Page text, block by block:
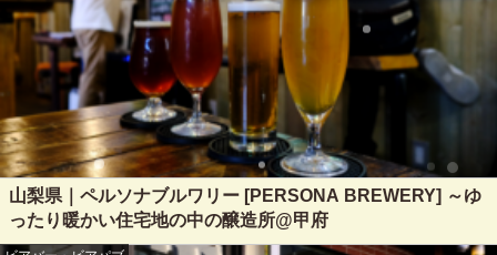
山梨県｜ペルソナブルワリー [PERSONA BREWERY] ～ゆ
ったり暖かい住宅地の中の醸造所@甲府